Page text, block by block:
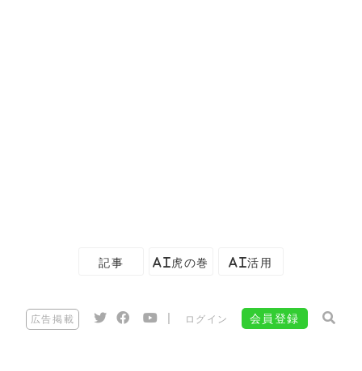
記事 AI虎の巻 AI活用
広告掲載 ログイン 会員登録